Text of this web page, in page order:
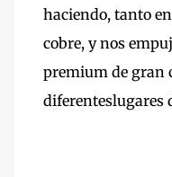
haciendo, tanto
cobre, y nos
premium de gran
diferenteslugares